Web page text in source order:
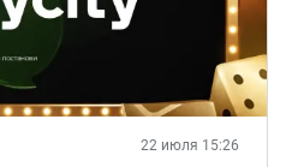
22 июля 15:26